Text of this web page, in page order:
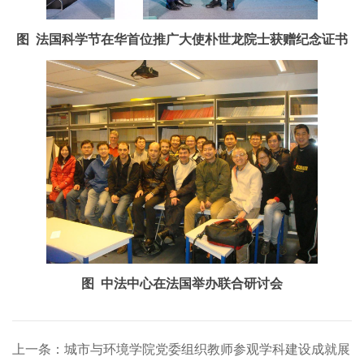
图 法国科学节在华首位推广大使朴世龙院士获赠纪念证书
图 中法中心在法国举办联合研讨会
上一条：城市与环境学院党委组织教师参观学科建设成就展